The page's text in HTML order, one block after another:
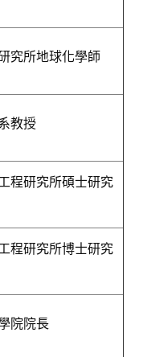
團體工作品鑑「甲等獎」
究所地球化學師
教授
程研究所碩士研究
程研究所博士研究
院院長